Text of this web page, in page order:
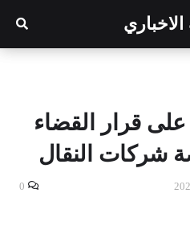
على قرار القضاء
شركات النقال
0